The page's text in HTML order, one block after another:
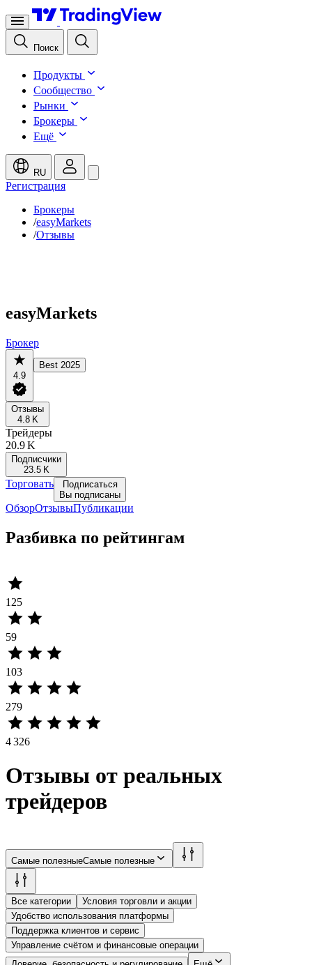
Поиск
Продукты
Сообщество
Рынки
Брокеры
Ещё
RU
Регистрация
Брокеры
/easyMarkets
/Отзывы
easyMarkets
Брокер
4.9
Best 2025
Отзывы
4.8 K
Трейдеры
20.9 K
Подписчики
23.5 K
Торговать
Подписаться
Вы подписаны
ОбзорОтзывыПубликации
Разбивка по рейтингам
125
59
103
279
4 326
Отзывы от реальных
трейдеров
Самые полезныеСамые полезные
Все категории
Условия торговли и акции
Удобство использования платформы
Поддержка клиентов и сервис
Управление счётом и финансовые операции